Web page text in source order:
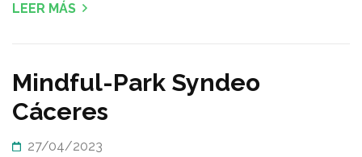
LEER MÁS
Mindful-Park Syndeo
Cáceres
27/04/2023